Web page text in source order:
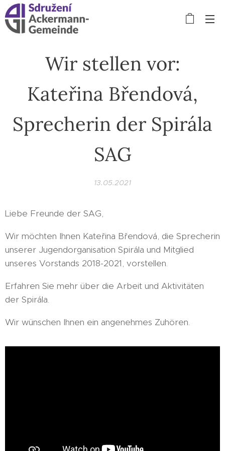
Wir stellen vor:
Kateřina Břendová,
Sprecherin der Spirála
SAG
13.05.2021
Liebe Freunde der SAG,
Wir möchten Ihnen Kateřina Břendová, die Sprecherin
unserer Jugendorganisation Spirála und Mitglied
unseres Vorstands 2018-2021, vorstellen.
Erfahren Sie mehr über die Arbeit und Aktivitäten
der Spirála.
Wir wünschen Ihnen ein angenehmes Zuhören.